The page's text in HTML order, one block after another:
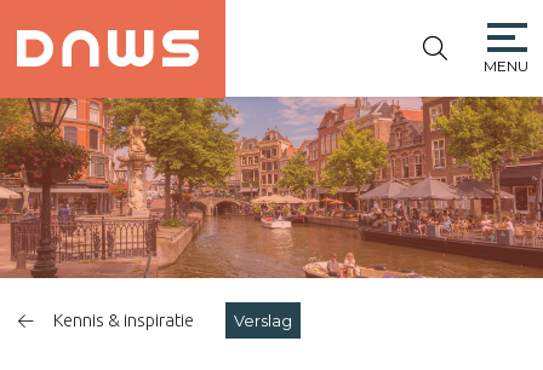
NIEUWE
WINKELSTRAAT
MENU
Kennis & inspiratie Verslag